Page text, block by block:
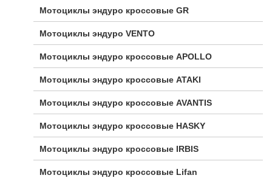
Мотоциклы эндуро кроссовые GR
Мотоциклы эндуро VENTO
Мотоциклы эндуро кроссовые APOLLO
Мотоциклы эндуро кроссовые ATAKI
Мотоциклы эндуро кроссовые AVANTIS
Мотоциклы эндуро кроссовые HASKY
Мотоциклы эндуро кроссовые IRBIS
Мотоциклы эндуро кроссовые Lifan